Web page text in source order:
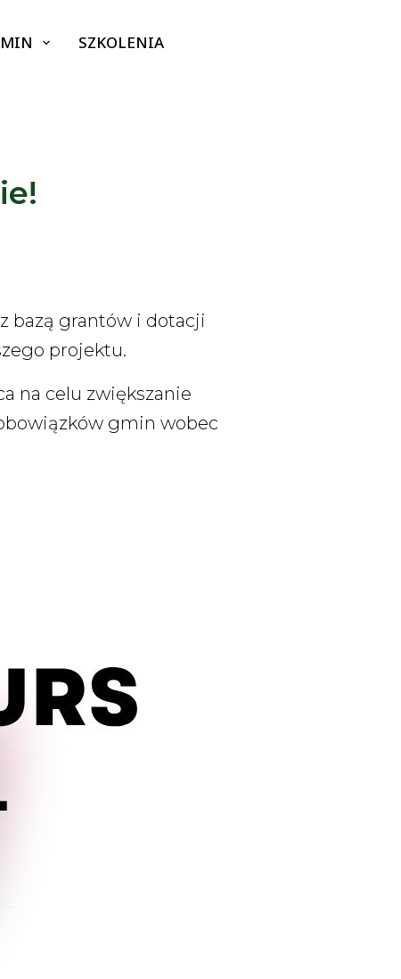
SZKOLENIA
bazą grantów i dotacji
projektu.
na celu zwiększanie
gmin wobec